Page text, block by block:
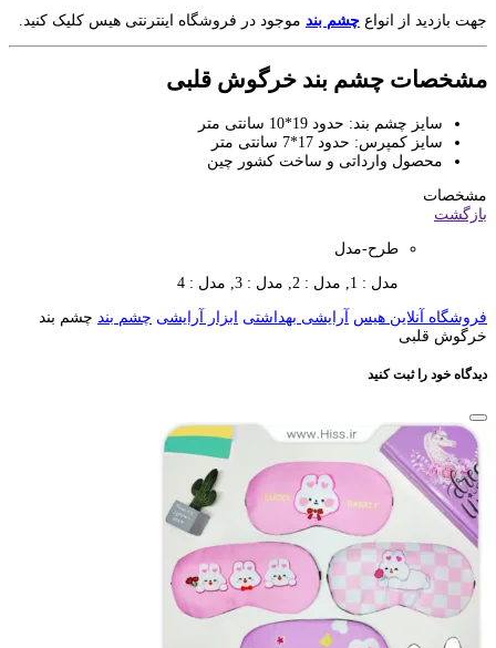
جهت بازدید از انواع چشم بند موجود در فروشگاه اینترنتی هیس کلیک کنید.
مشخصات چشم بند خرگوش قلبی
سایز چشم بند: حدود 19*10 سانتی متر
سایز کمپرس: حدود 17*7 سانتی متر
محصول وارداتی و ساخت کشور چین
مشخصات
بازگشت
طرح-مدل
مدل : 1, مدل : 2, مدل : 3, مدل : 4
فروشگاه آنلاین هیس آرایشی بهداشتی ابزار آرایشی چشم بند چشم بند
خرگوش قلبی
دیدگاه خود را ثبت کنید